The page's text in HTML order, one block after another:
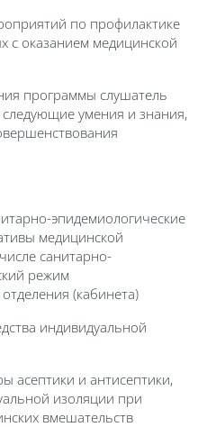
по профилактике
с оказанием медицинской
программы слушатель
умения и знания,
эпидемиологические
медицинской
санитарно-
режим
(кабинета)
индивидуальной
и антисептики,
изоляции при
вмешательств